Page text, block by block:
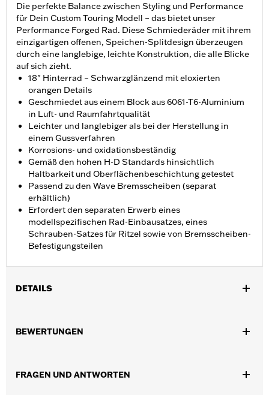
Die perfekte Balance zwischen Styling und Performance
für Dein Custom Touring Modell – das bietet unser
Performance Forged Rad. Diese Schmiederäder mit ihrem
einzigartigen offenen, Speichen-Splitdesign überzeugen
durch eine langlebige, leichte Konstruktion, die alle Blicke
auf sich zieht.
18" Hinterrad – Schwarzglänzend mit eloxierten
orangen Details
Geschmiedet aus einem Block aus 6061-T6-Aluminium
in Luft- und Raumfahrtqualität
Leichter und langlebiger als bei der Herstellung in
einem Gussverfahren
Korrosions- und oxidationsbeständig
Gemäß den hohen H-D Standards hinsichtlich
Haltbarkeit und Oberflächenbeschichtung getestet
Passend zu den Wave Bremsscheiben (separat
erhältlich)
Erfordert den separaten Erwerb eines
modellspezifischen Rad-Einbausatzes, eines
Schrauben-Satzes für Ritzel sowie von Bremsscheiben-
Befestigungsteilen
DETAILS
FLXTRXSTSE ab ’24, FLHXU ab ’25 sowie FLHXL, FLHXLSE und
NOTIZEN:Erfordert den separaten Erwerb eines
BEWERTUNGEN
FRAGEN UND ANTWORTEN